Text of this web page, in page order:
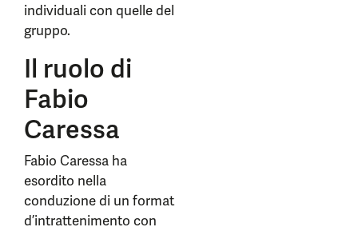
individuali con quelle del
gruppo.
Il ruolo di
Fabio
Caressa
Fabio Caressa ha
esordito nella
conduzione di un format
d’intrattenimento con